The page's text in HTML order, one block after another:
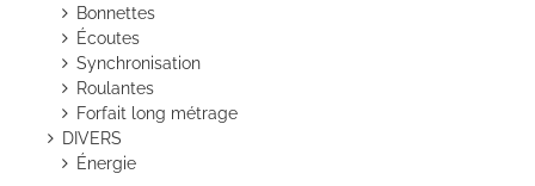
Bonnettes
Écoutes
Synchronisation
Roulantes
Forfait long métrage
DIVERS
Énergie